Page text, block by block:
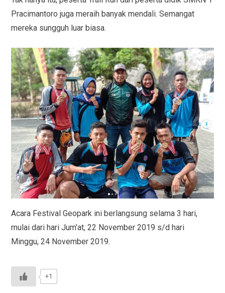
Pracimantoro juga meraih banyak mendali. Semangat
mereka sungguh luar biasa.
Acara Festival Geopark ini berlangsung selama 3 hari,
mulai dari hari Jum’at, 22 November 2019 s/d hari
Minggu, 24 November 2019.
+1